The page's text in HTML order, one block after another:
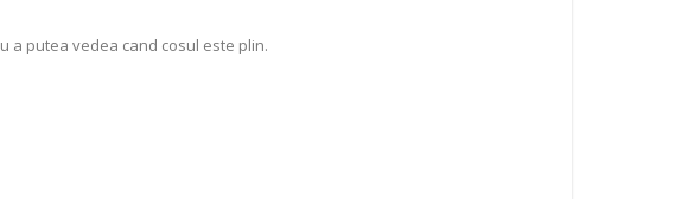
a putea vedea cand cosul este plin.